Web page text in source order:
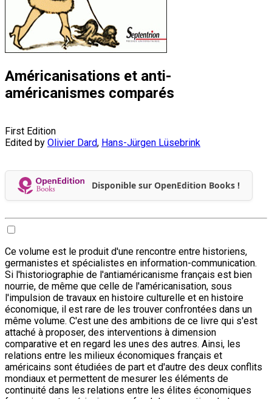
Américanisations et anti-
américanismes comparés
First Edition
Edited by Olivier Dard, Hans-Jürgen Lüsebrink
Disponible sur OpenEdition Books !
Ce volume est le produit d'une rencontre entre historiens,
germanistes et spécialistes en information-communication.
Si l'historiographie de l'antiaméricanisme français est bien
nourrie, de même que celle de l'américanisation, sous
l'impulsion de travaux en histoire culturelle et en histoire
économique, il est rare de les trouver confrontées dans un
même volume. C'est une des ambitions de ce livre qui s'est
attaché à proposer, des interventions à dimension
comparative et en regard les unes des autres. Ainsi, les
relations entre les milieux économiques français et
américains sont étudiées de part et d'autre des deux conflits
mondiaux et permettent de mesurer les éléments de
continuité dans les relations entre les élites économiques